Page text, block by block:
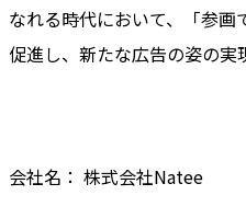
なれる時代において、「参
促進し、新たな広告の姿の実
会社名： 株式会社Natee